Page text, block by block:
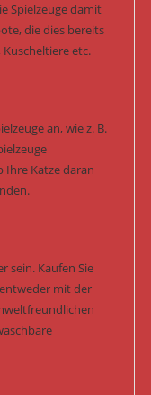
Spielzeuge damit
die dies bereits
etc.
an, wie z. B.
Ihre Katze daran
sein. Kaufen Sie
mit der